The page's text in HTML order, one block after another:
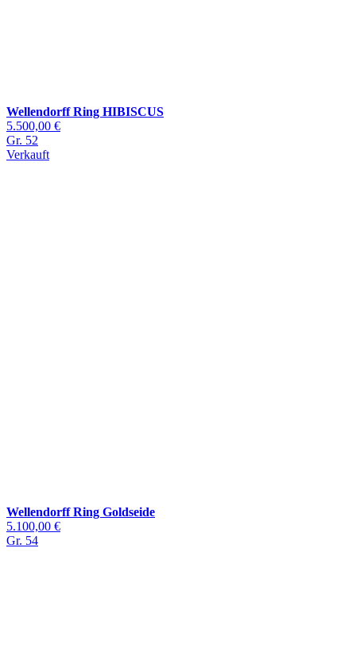
Wellendorff Ring HIBISCUS
5.500,00 €
Gr. 52
Verkauft
Wellendorff Ring Goldseide
5.100,00 €
Gr. 54